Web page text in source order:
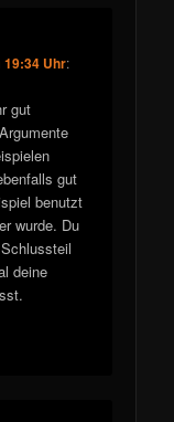
19:34 Uhr:
gut
gut
benutzt
wurde. Du
deine